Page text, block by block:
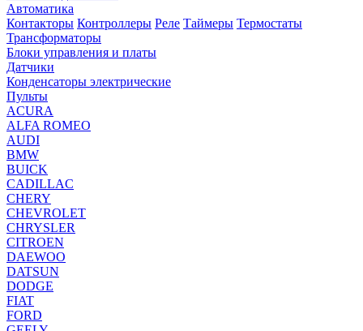
Автоматика
Контакторы Контроллеры Реле Таймеры Термостаты
Трансформаторы
Блоки управления и платы
Датчики
Конденсаторы электрические
Пульты
ACURA
ALFA ROMEO
AUDI
BMW
BUICK
CADILLAC
CHERY
CHEVROLET
CHRYSLER
CITROEN
DAEWOO
DATSUN
DODGE
FIAT
FORD